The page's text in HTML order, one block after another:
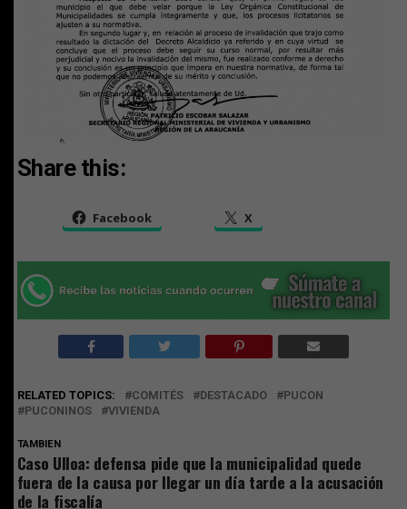
Share this:
Facebook X
RELATED TOPICS: COMITÉS DESTACADO
PUCON
PUCONINOS
VIVIENDA
TAMBIEN
Caso Ulloa: defensa pide que la municipalidad quede
fuera de la causa por llegar un día tarde a la acusación
de la fiscalía